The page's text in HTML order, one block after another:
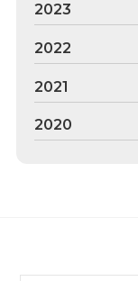
2023
2022
2021
2020